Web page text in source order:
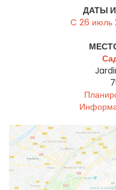
ДАТЫ
C 26 июль